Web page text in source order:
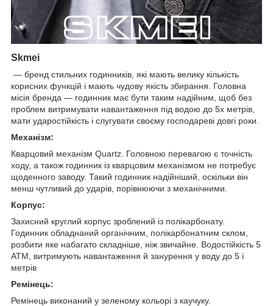
Skmei
— бренд стильних годинників, які мають велику кількість
корисних функцій і мають чудову якість збирання. Головна
місія бренда — годинник має бути таким надійним, щоб без
проблем витримувати навантаження під водою до 5х метрів,
мати ударостійкість і слугувати своєму господареві довгі роки.
Механізм:
Кварцовий механізм Quartz. Головною перевагою є точність
ходу, а також годинник із кварцовим механізмом не потребує
щоденного заводу. Такий годинник надійніший, оскільки він
менш чутливий до ударів, порівнюючи з механічними.
Корпус:
Захисний круглий корпус зроблений із полікарбонату.
Годинник обладнаний органічним, полікарбонатним склом,
розбити яке набагато складніше, ніж звичайне. Водостійкість 5
АТМ, витримують навантаження й занурення у воду до 5 і
метрів
Ремінець:
Ремінець виконаний у зеленому кольорі з каучуку.